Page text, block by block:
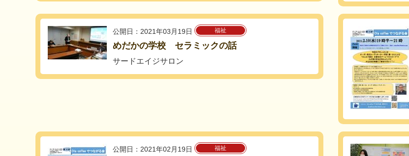
公開日：2021年03月19日 福祉
めだかの学校 セラミックの話
サードエイジサロン
公開日：2021年02月19日 福祉